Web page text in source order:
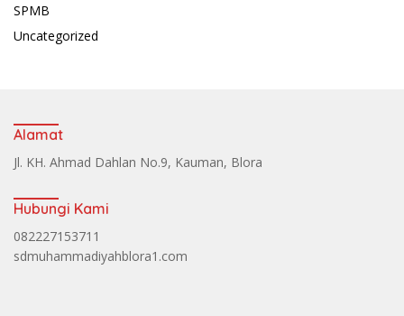
SPMB
Uncategorized
Alamat
Jl. KH. Ahmad Dahlan No.9, Kauman, Blora
Hubungi Kami
082227153711
sdmuhammadiyahblora1.com